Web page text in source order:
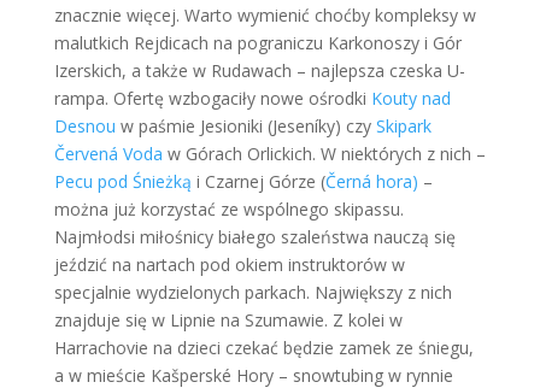
znacznie więcej. Warto wymienić choćby kompleksy w
malutkich Rejdicach na pograniczu Karkonoszy i Gór
Izerskich, a także w Rudawach – najlepsza czeska U-
rampa. Ofertę wzbogaciły nowe ośrodki Kouty nad
Desnou w paśmie Jesioniki (Jeseníky) czy Skipark
Červená Voda w Górach Orlickich. W niektórych z nich –
Pecu pod Śnieżką i Czarnej Górze (Černá hora) –
można już korzystać ze wspólnego skipassu.
Najmłodsi miłośnicy białego szaleństwa nauczą się
jeździć na nartach pod okiem instruktorów w
specjalnie wydzielonych parkach. Największy z nich
znajduje się w Lipnie na Szumawie. Z kolei w
Harrachovie na dzieci czekać będzie zamek ze śniegu,
a w mieście Kašperské Hory – snowtubing w rynnie